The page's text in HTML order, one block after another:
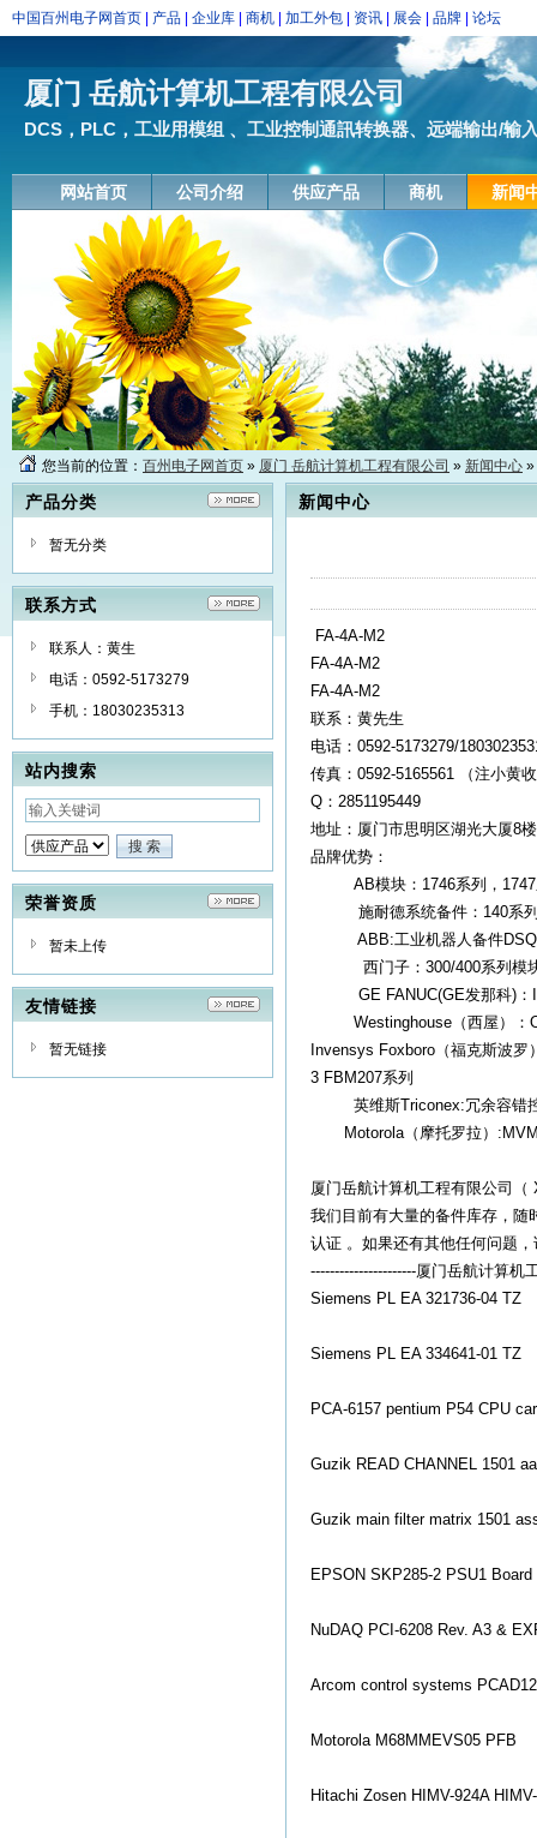
中国百州电子网首页 产品 企业库 商机 加工外包 资讯 展会 品牌 论坛
厦门 岳航计算机工程有限公司
DCS，PLC，工业用模组 、工业控制通訊转换器、远端输出/输
网站首页 公司介绍 供应产品 商机 新闻
您当前的位置： 百州电子网首页 » 厦门 岳航计算机工程有限公司 » 新闻中心 »
产品分类
暂无分类
联系方式
联系人：黄生
电话：0592-5173279
手机：18030235313
站内搜索
荣誉资质
暂未上传
友情链接
暂无链接
新闻中心
FA-4A-M2
FA-4A-M2
FA-4A-M2
联系：黄先生
电话：0592-5173279/
传真：0592-5165561 （注小黄
Q：2851195449
地址：厦门市思明区湖光大厦8
品牌优势：
AB模块：1746系列，1747
施耐德系统备件：140系列
ABB:工业机器人备件DSQC
西门子：300/400系列模块
GE FANUC(GE发那科)：
Westinghouse（西屋）：
Invensys Foxboro（福克斯波
3 FBM207系列
英维斯Triconex:冗余容错控
Motorola（摩托罗拉）
厦门岳航计算机工程有限公司（
我们目前有大量的备件库存，
认证 。如果还有其他任何问题
----------------------厦门岳航计算机
Siemens PL EA 321736-04 TZ
Siemens PL EA 334641-01 TZ
PCA-6157 pentium P54 CPU
Guzik READ CHANNEL 1501
Guzik main filter matrix 1501
EPSON SKP285-2 PSU1 Board
NuDAQ PCI-6208 Rev. A3 &
Arcom control systems
Motorola M68MMEVS05 PFB
Hitachi Zosen HIMV-924A